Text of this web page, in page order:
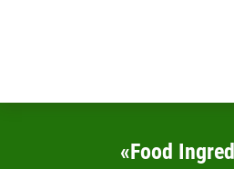
«Food